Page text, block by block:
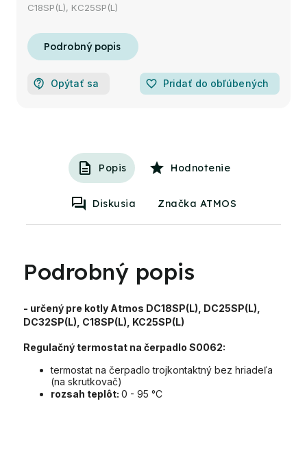
C18SP(L), KC25SP(L)
Opýtať sa favorite_border Pridať do obľúbených
Popis Hodnotenie
Diskusia Značka ATMOS
Podrobný popis
- určený pre kotly Atmos DC18SP(L), DC25SP(L),
DC32SP(L), C18SP(L), KC25SP(L)
Regulačný termostat na čerpadlo S0062:
termostat na čerpadlo trojkontaktný bez hriadeľa
(na skrutkovač)
rozsah teplôt: 0 - 95 °C